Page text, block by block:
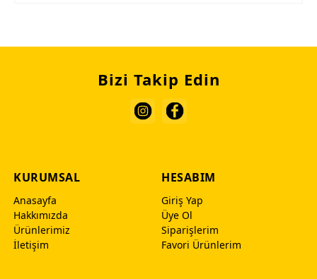
Bizi Takip Edin
KURUMSAL
Anasayfa
Hakkımızda
Ürünlerimiz
İletişim
HESABIM
Giriş Yap
Üye Ol
Siparişlerim
Favori Ürünlerim